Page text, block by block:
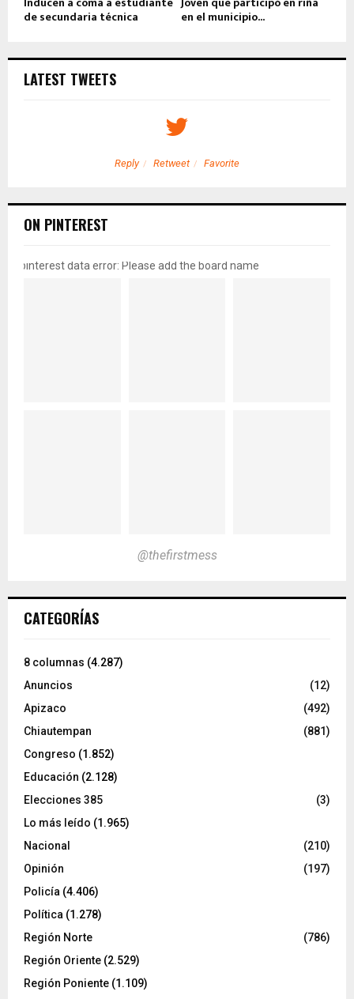
de secundaria técnica en el municipio...
LATEST TWEETS
Reply Retweet Favorite
ON PINTEREST
pinterest data error: Please add the board name
@thefirstmess
CATEGORÍAS
8 columnas (4.287)
Anuncios
(12)
Apizaco
(492)
Chiautempan
(881)
Congreso (1.852)
Educación (2.128)
Elecciones 385
(3)
Lo más leído (1.965)
Nacional
(210)
Opinión
(197)
Policía (4.406)
Política (1.278)
Región Norte
(786)
Región Oriente (2.529)
Región Poniente (1.109)